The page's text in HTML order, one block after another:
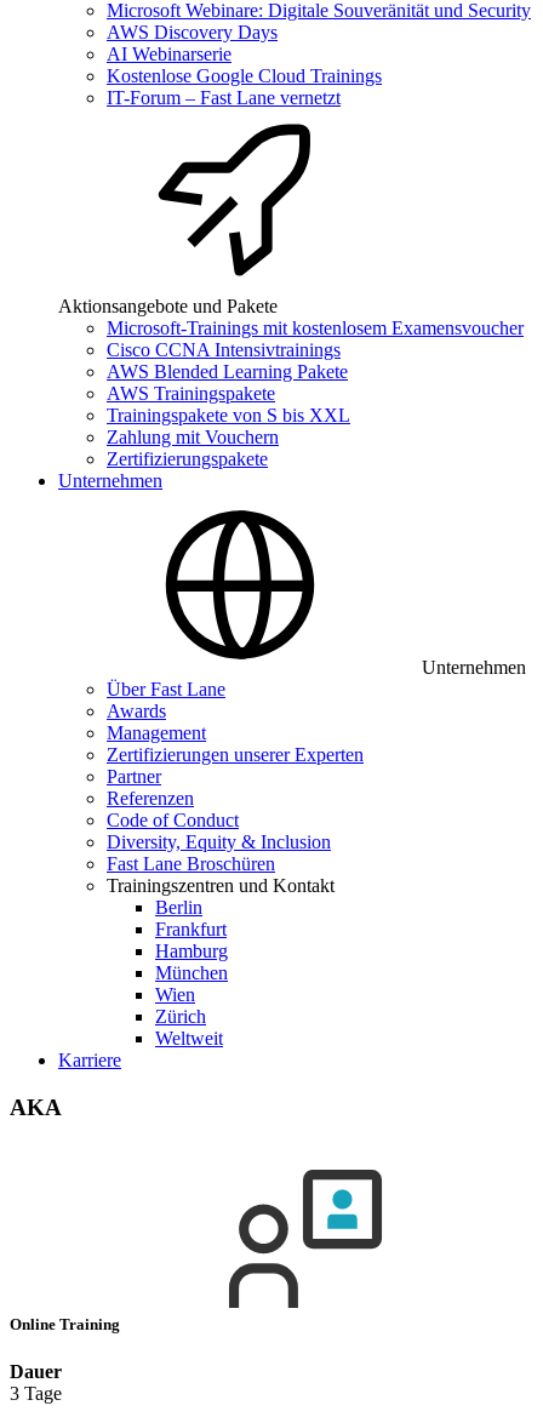
Microsoft Webinare: Digitale Souveränität und Security
AWS Discovery Days
AI Webinarserie
Kostenlose Google Cloud Trainings
IT-Forum – Fast Lane vernetzt
Aktionsangebote und Pakete
Microsoft-Trainings mit kostenlosem Examensvoucher
Cisco CCNA Intensivtrainings
AWS Blended Learning Pakete
AWS Trainingspakete
Trainingspakete von S bis XXL
Zahlung mit Vouchern
Zertifizierungspakete
Unternehmen
Unternehmen
Über Fast Lane
Awards
Management
Zertifizierungen unserer Experten
Partner
Referenzen
Code of Conduct
Diversity, Equity & Inclusion
Fast Lane Broschüren
Trainingszentren und Kontakt
Berlin
Frankfurt
Hamburg
München
Wien
Zürich
Weltweit
Karriere
AKA
Online Training
Dauer
3 Tage